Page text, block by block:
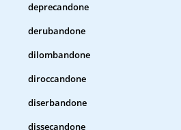
deprecandone
derubandone
dilombandone
diroccandone
diserbandone
dissecandone